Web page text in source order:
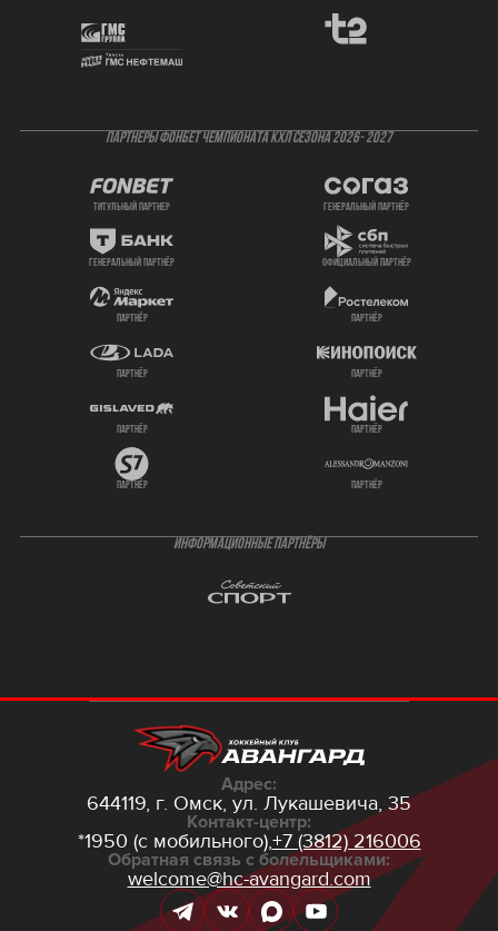
ПАРТНЕРЫ ФОНБЕТ ЧЕМПИОНАТА КХЛ СЕЗОНА 2026- 2027
титульный партнер генеральный партнёр
генеральный партнёр официальный партнёр
партнёр партнёр
партнёр партнёр
партнёр партнёр
партнёр партнёр
ИНФОРМАЦИОННЫЕ ПАРТНЁРЫ
Адрес:
644119, г. Омск, ул. Лукашевича, 35
Контакт-центр:
*1950 (с мобильного),+7 (3812) 216006
Обратная связь с болельщиками:
welcome@hc-avangard.com